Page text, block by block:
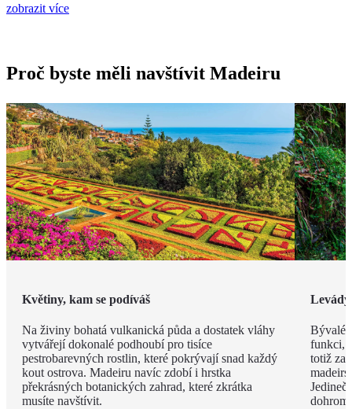
zobrazit více
Proč byste měli navštívit Madeiru
Květiny, kam se podíváš
Na živiny bohatá vulkanická půda a dostatek vláhy
vytvářejí dokonalé podhoubí pro tisíce
pestrobarevných rostlin, které pokrývají snad každý
kout ostrova. Madeiru navíc zdobí i hrstka
překrásných botanických zahrad, které zkrátka
musíte navštívit.
Levády
Bývalé
funkci,
totiž